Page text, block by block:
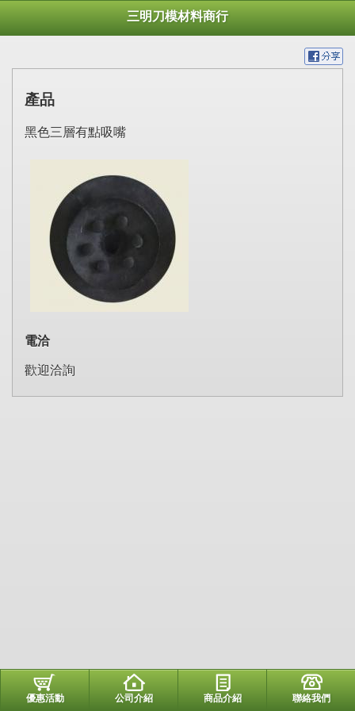
三明刀模材料商行
產品
黑色三層有點吸嘴
電洽
歡迎洽詢
優惠活動 公司介紹 商品介紹 聯絡我們